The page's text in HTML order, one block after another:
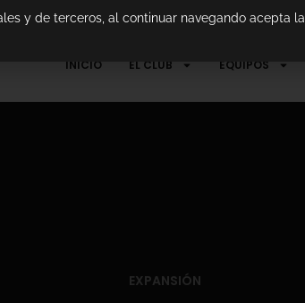
INICIO EL CLUB EQUIPOS
EXPANSIÓN
y de terceros, al continuar navegando acepta la